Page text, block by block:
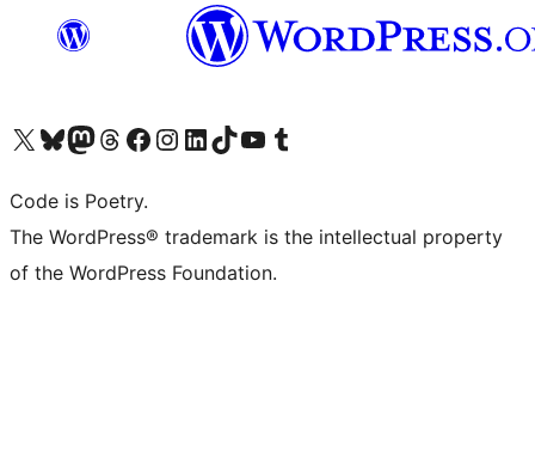
Visita il nostro account X (ex Twitter)
Visita il nostro account Bluesky
Visita il nostro account Mastodon
Visita il nostro account Threads
Visita la nostra pagina Facebook
Visita il nostro account Instagram
Visita il nostro account LinkedIn
Visita il nostro account TikTok
Visita il nostro canale YouTube
Visita il nostro account Tumblr
Code is Poetry.
The WordPress® trademark is the intellectual property
of the WordPress Foundation.